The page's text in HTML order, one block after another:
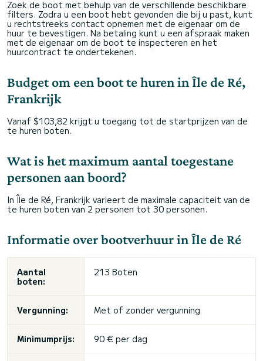
Zoek de boot met behulp van de verschillende beschikbare
filters. Zodra u een boot hebt gevonden die bij u past, kunt
u rechtstreeks contact opnemen met de eigenaar om de
huur te bevestigen. Na betaling kunt u een afspraak maken
met de eigenaar om de boot te inspecteren en het
huurcontract te ondertekenen.
Budget om een boot te huren in Île de Ré,
Frankrijk
Vanaf $103,82 krijgt u toegang tot de startprijzen van de
te huren boten.
Wat is het maximum aantal toegestane
personen aan boord?
In Île de Ré, Frankrijk varieert de maximale capaciteit van de
te huren boten van 2 personen tot 30 personen.
Informatie over bootverhuur in Île de Ré
Aantal
boten:
213 Boten
Vergunning: Met of zonder vergunning
Minimumprijs: 90 € per dag